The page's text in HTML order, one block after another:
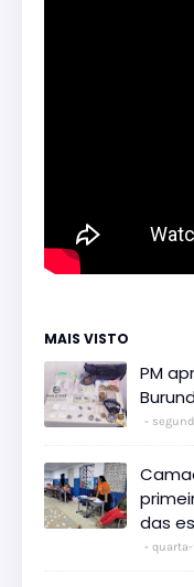
MAIS VISTO
PM
das